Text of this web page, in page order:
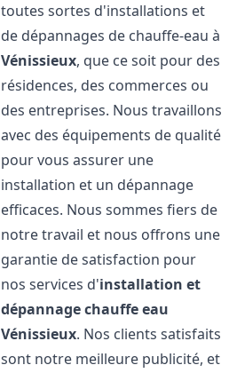
toutes sortes d'installations et
de dépannages de chauffe-eau à
Vénissieux, que ce soit pour des
résidences, des commerces ou
des entreprises. Nous travaillons
avec des équipements de qualité
pour vous assurer une
installation et un dépannage
efficaces. Nous sommes fiers de
notre travail et nous offrons une
garantie de satisfaction pour
nos services d'installation et
dépannage chauffe eau
Vénissieux. Nos clients satisfaits
sont notre meilleure publicité, et